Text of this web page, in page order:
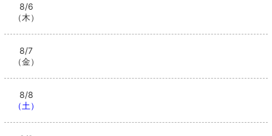
8/6
（木）
8/7
（金）
8/8
（土）